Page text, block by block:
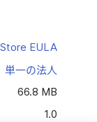
EULA
単一の法人
66.8 MB
1.0